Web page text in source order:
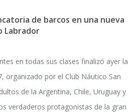
de barcos en una nueva
Labrador
en todas sus clases finalizó ayer la
organizado por el Club Náutico San
de la Argentina, Chile, Uruguay y
verdaderos protagonistas de la gran